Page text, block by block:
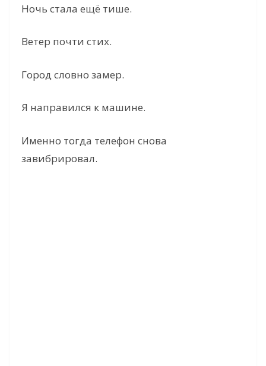
Ночь стала ещё тише.
Ветер почти стих.
Город словно замер.
Я направился к машине.
Именно тогда телефон снова
завибрировал.